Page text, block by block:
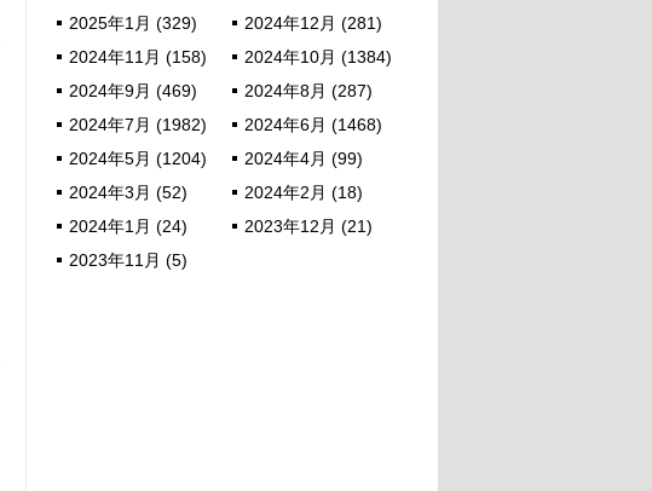
2025年1月 (329)
2024年12月 (281)
2024年11月 (158)
2024年10月 (1384)
2024年9月 (469)
2024年8月 (287)
2024年7月 (1982)
2024年6月 (1468)
2024年5月 (1204)
2024年4月 (99)
2024年3月 (52)
2024年2月 (18)
2024年1月 (24)
2023年12月 (21)
2023年11月 (5)